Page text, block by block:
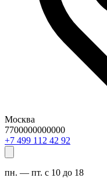
Москва
7700000000000
29 24 211 994 7+
пн. — пт. с 10 до 18